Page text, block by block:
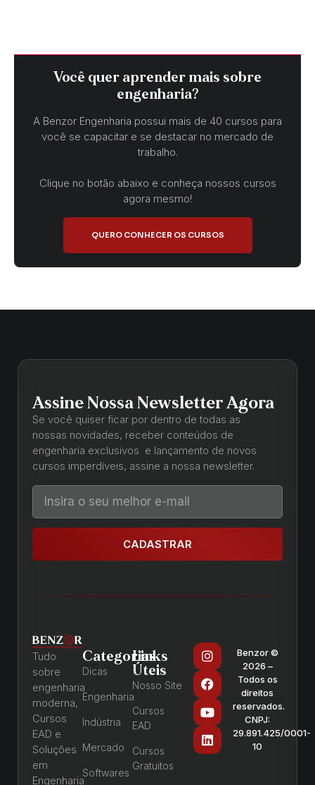
Você quer aprender mais sobre
engenharia?
A Benzor Engenharia possui mais de 40 cursos para
você se capacitar e se destacar no mercado de
trabalho.
Clique no botão abaixo e conheça nossos cursos
agora mesmo!
QUERO CONHECER OS CURSOS
Assine Nossa Newsletter Agora
Se você quiser ficar por dentro de todas as
nossas novidades, receber conteúdos de
engenharia exclusivos e lançamento de novos
cursos imperdíveis, assine a nossa newsletter.
CADASTRAR
Tudo
sobre
engenharia
moderna,
Cursos
EAD e
Soluções
em
Engenharia
Categorias
Dicas
Engenharia
Indústria
Mercado
Softwares
Links
Úteis
Nosso Site
Cursos
EAD
Cursos
Gratuitos
Benzor ©
2026 –
Todos os
direitos
reservados.
CNPJ:
29.891.425/0001-
10